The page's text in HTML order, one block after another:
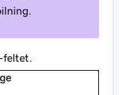
feltet.